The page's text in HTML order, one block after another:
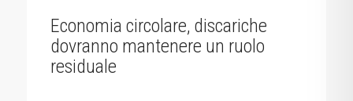
Economia circolare, discariche
dovranno mantenere un ruolo
residuale